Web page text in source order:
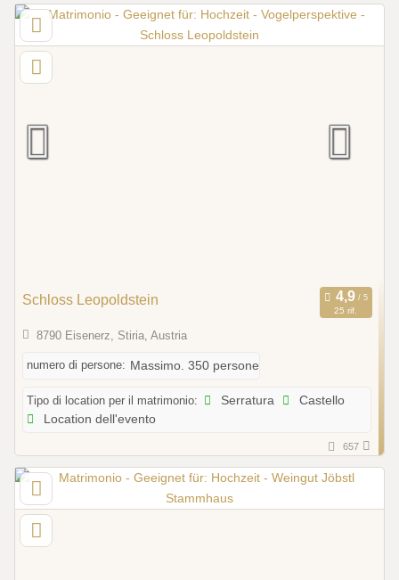
Schloss Leopoldstein
25 rif.
8790 Eisenerz, Stiria, Austria
numero di persone: Massimo. 350 persone
Tipo di location per il matrimonio: Serratura
Castello
Location dell'evento
657